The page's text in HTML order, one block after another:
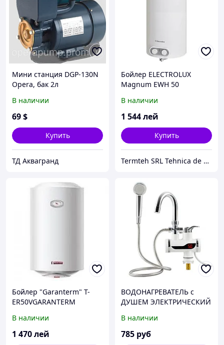
Мини станция DGP-130N
Opera, бак 2л
В наличии
69$
Купить
ТД Аквагранд
Бойлер ELECTROLUX
Magnum EWH 50
В наличии
1 544лей
Купить
Termteh SRL Tehnica de climatizare
Бойлер "Garanterm" T-
ER50VGARANTERM
В наличии
1 470лей
ВОДОНАГРЕВАТЕЛЬ с
ДУШЕМ ЭЛЕКТРИЧЕСКИЙ
В наличии
785 руб